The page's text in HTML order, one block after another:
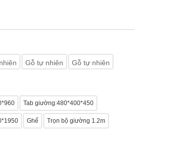
Gỗ tự nhiên Gỗ tự nhiên
Tab giường:480*400*450
Ghế Trọn bộ giường 1.2m